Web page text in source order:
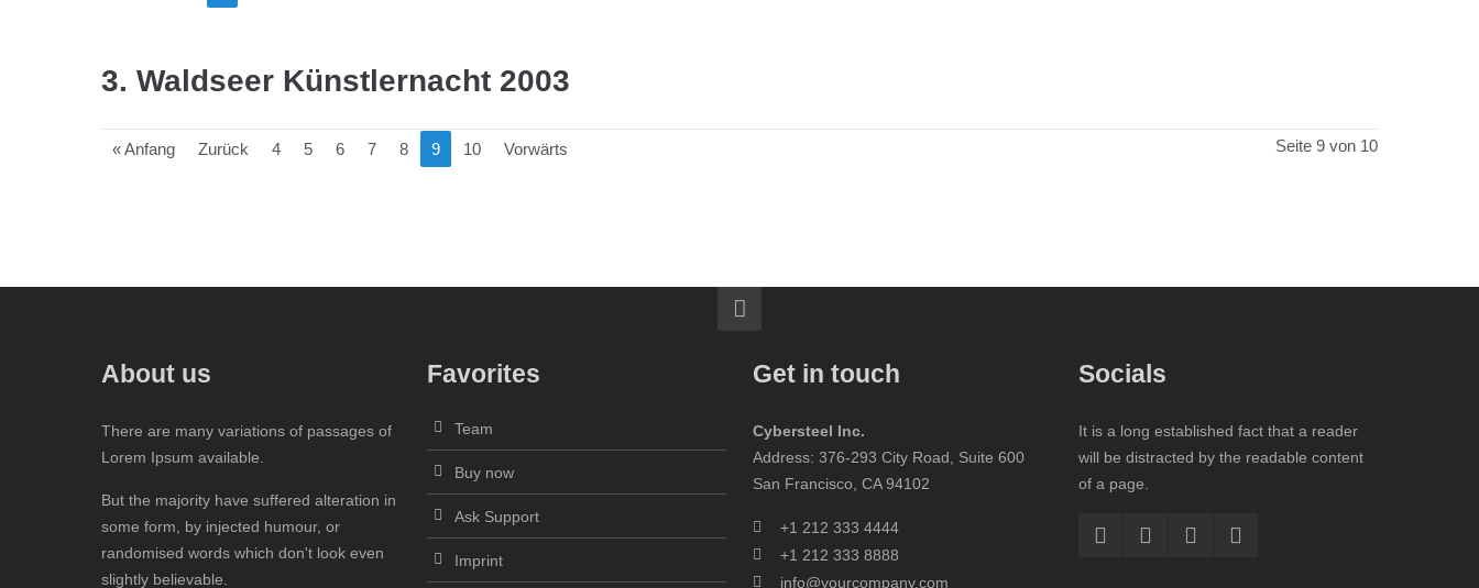
3. Waldseer Künstlernacht 2003
Seite 9 von 10
« Anfang Zurück 4 5 6 7 8 9 10 Vorwärts
About us
There are many variations of passages of
Lorem Ipsum available.
But the majority have suffered alteration in
some form, by injected humour, or
randomised words which don't look even
slightly believable.
Favorites
Team
Buy now
Ask Support
Imprint
Get in touch
Cybersteel Inc.
Address: 376-293 City Road, Suite 600
San Francisco, CA 94102
+1 212 333 4444
+1 212 333 8888
info@yourcompany.com
Socials
It is a long established fact that a reader
will be distracted by the readable content
of a page.